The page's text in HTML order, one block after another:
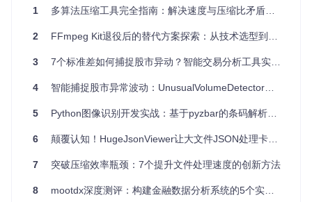
避免触发限流。
核心特性：
支持GraphQL和REST两种查询方式
详细的贡献者统计数据
代码示例：
import requests
get_github_repo_stats (owner, repo):
f"https://api.github.com/repos/ {owner}
    headers = {
"Accept": "application/vnd.github.v3+json"
1 多算法压缩工具完全指南：解决速度与压缩比矛盾的全能方案
2 FFmpeg Kit退役后的替代方案探索：从技术选型到实战迁移
3 7个标准差如何捕捉股市异动？智能交易分析工具实战指南
4 智能捕捉股市异常波动：UnusualVolumeDetector实战指南
5 Python图像识别开发实战：基于pyzbar的条码解析工具入门指南
6 颠覆认知！HugeJsonViewer让大文件JSON处理卡顿成为历史
7 突破压缩效率瓶颈：7个提升文件处理速度的创新方法
8 mootdx深度测评：构建金融数据分析系统的5个实战维度